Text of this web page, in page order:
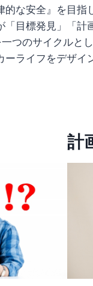
な安全』を目指
目標発見」「計
つのサイクルと
ライフをデザイ
計